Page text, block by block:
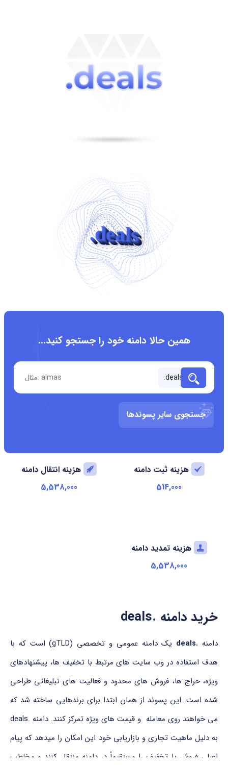
.deals
همین حالا دامنه خود را جستجو کنید...
جستجوی سایر پسوندها
هزینه ثبت دامنه
514,000
هزینه انتقال دامنه
5,538,000
هزینه تمدید دامنه
5,538,000
خرید دامنه .deals
دامنه .deals
یک دامنه عمومی و تخصصی (gTLD) است که با
هدف استفاده در وب سایت های مرتبط با تخفیف ها، پیشنهادهای
ویژه، حراج ها، فروش های محدود و فعالیت های تبلیغاتی طراحی
شده است. این پسوند از همان ابتدا برای برندهایی ساخته شد که
می خواهند روی معامله و قیمت های ویژه تمرکز کنند. دامنه .deals
به دلیل ماهیت تجاری و بازاریابی خود این امکان را میدهد که پیام
اصلی فروش یا تخفیف را مستقیماً در دامنه منتقل کنند و مخاطب